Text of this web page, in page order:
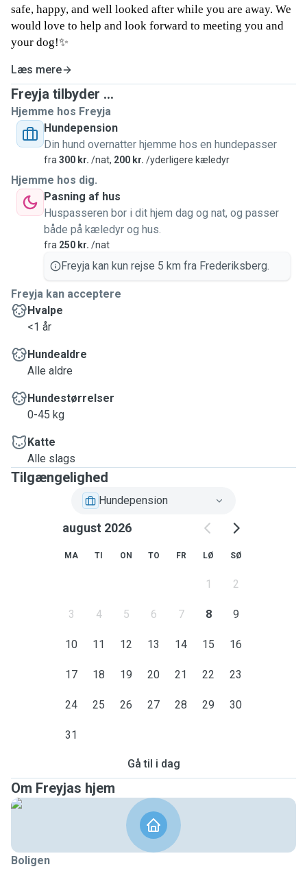
safe, happy, and well looked after while you are away. We
would love to help and look forward to meeting you and
your dog!✨
Læs mere
Freyja tilbyder ...
Hjemme hos Freyja
Hundepension
Din hund overnatter hjemme hos en hundepasser
fra 300 kr. /nat, 200 kr. /yderligere kæledyr
Hjemme hos dig.
Pasning af hus
Huspasseren bor i dit hjem dag og nat, og passer
både på kæledyr og hus.
fra 250 kr. /nat
Freyja kan kun rejse 5 km fra Frederiksberg.
Freyja kan acceptere
Hvalpe
<1 år
Hundealdre
Alle aldre
Hundestørrelser
0-45 kg
Katte
Alle slags
Tilgængelighed
Hundepension
august 2026
MA TI ON TO FR LØ SØ
1 2
3 4 5 6 7 8 9
10 11 12 13 14 15 16
17 18 19 20 21 22 23
24 25 26 27 28 29 30
31
Gå til i dag
Om Freyjas hjem
Boligen